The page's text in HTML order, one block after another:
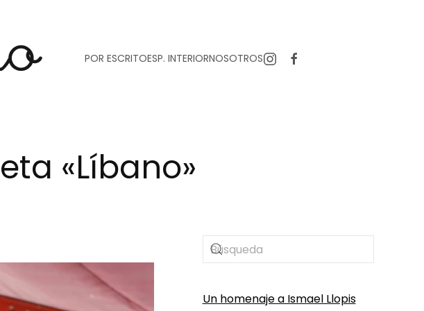
POR ESCRITOESP. INTERIORNOSOTROS
«Líbano»
Un homenaje a Ismael Llopis